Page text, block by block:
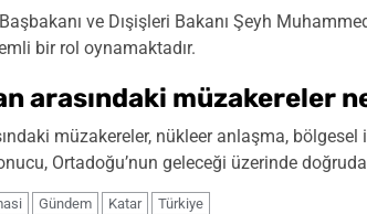
ve Dışişleri Bakanı Şeyh
bir rol oynamaktadır.
arasındaki müzakereler
müzakereler, nükleer anlaşma, bölgesel
Ortadoğu’nun geleceği üzerinde
Gündem Katar Türkiye